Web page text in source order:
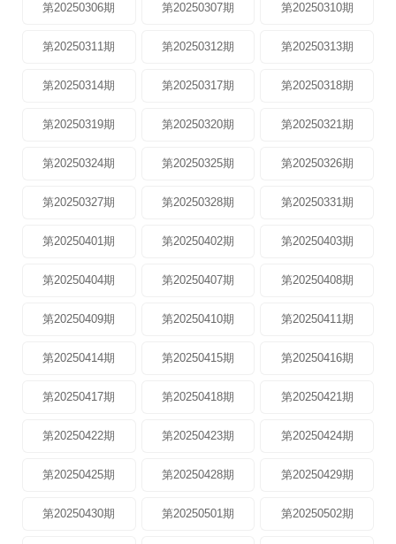
第20250306期 第20250307期 第20250310期
第20250311期 第20250312期 第20250313期
第20250314期 第20250317期 第20250318期
第20250319期 第20250320期 第20250321期
第20250324期 第20250325期 第20250326期
第20250327期 第20250328期 第20250331期
第20250401期 第20250402期 第20250403期
第20250404期 第20250407期 第20250408期
第20250409期 第20250410期 第20250411期
第20250414期 第20250415期 第20250416期
第20250417期 第20250418期 第20250421期
第20250422期 第20250423期 第20250424期
第20250425期 第20250428期 第20250429期
第20250430期 第20250501期 第20250502期